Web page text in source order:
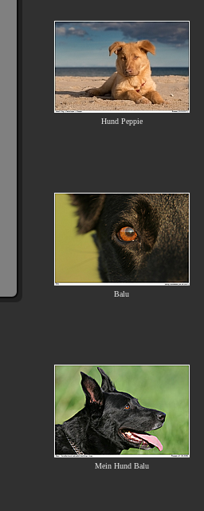
Hund Peppie
Balu
Mein Hund Balu